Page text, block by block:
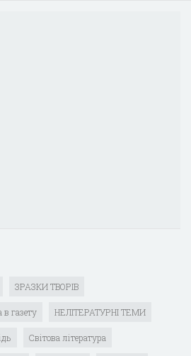
ЗРАЗКИ ТВОРІВ
в газету НЕЛІТЕРАТУРНІ ТЕМИ
Світова література